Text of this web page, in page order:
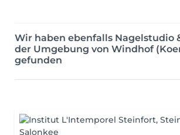
Wir haben ebenfalls Nagelstudio
der Umgebung von Windhof
gefunden